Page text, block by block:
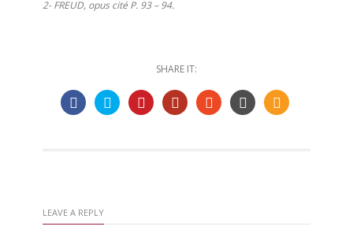
2- FREUD, opus cité P. 93 – 94.
SHARE IT:
LEAVE A REPLY